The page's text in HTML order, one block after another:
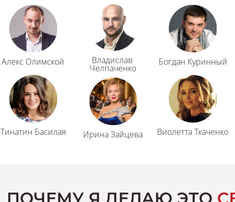
Алекс Олимской Владислав
Челпаченко
Богдан Куринный
Тинатин Басилая Ирина Зайцева Виолетта Ткаченко